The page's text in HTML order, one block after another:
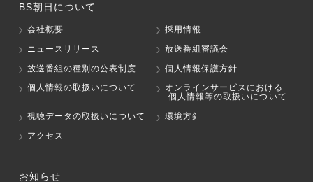
BS朝日について
会社概要
採用情報
ニュースリリース
放送番組審議会
放送番組の種別の公表制度
個人情報保護方針
個人情報の取扱いについて
オンラインサービスにおける
個人情報等の取扱いについて
視聴データの取扱いについて
環境方針
アクセス
お知らせ